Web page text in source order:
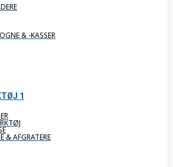
& -KASSER
1
& AFGRATERE